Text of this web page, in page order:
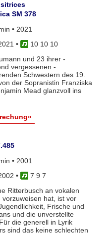
SM 378
• 2021
•
10 10 10
und 23 ihrer -
vergessenen -
Schwestern des 19.
der Sopranistin Franziska
Mead glanzvoll ins
• 2001
•
7 9 7
Ritterbusch an vokalen
vorzuweisen hat, ist vor
Frische und
und die unverstellte
die generell in Lyrik
sind das keine schlechten